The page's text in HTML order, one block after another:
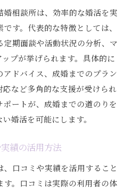
婚相談所は、効率的な婚活を実
す。代表的な特徴としては、
期面談や活動状況の分析、マ
プが挙げられます。具体的に
アドバイス、成婚までのプラン
など多角的な支援が受けられ
ートが、成婚までの道のりを
婚活を可能にします。
績の活用方法
口コミや実績を活用すること
す。口コミは実際の利用者の体